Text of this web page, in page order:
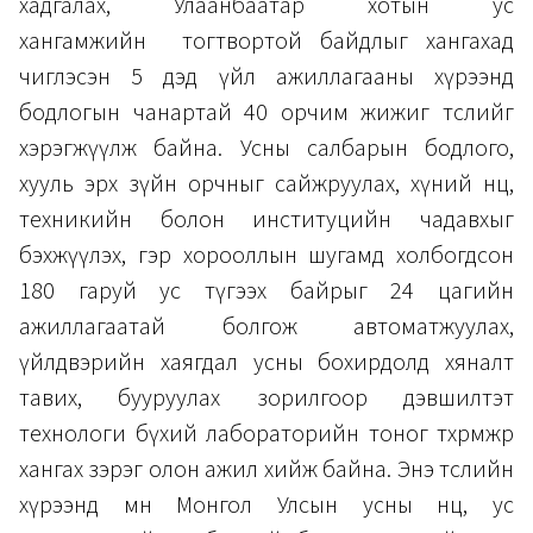
хангамжийн тогтвортой байдлыг хангахад
чиглэсэн 5 дэд үйл ажиллагааны хүрээнд
бодлогын чанартай 40 орчим жижиг төслийг
хэрэгжүүлж байна. Усны салбарын бодлого,
хууль эрх зүйн орчныг сайжруулах, хүний нөөц,
техникийн болон институцийн чадавхыг
бэхжүүлэх, гэр хорооллын шугамд холбогдсон
180 гаруй ус түгээх байрыг 24 цагийн
ажиллагаатай болгож автоматжуулах,
үйлдвэрийн хаягдал усны бохирдолд хяналт
тавих, бууруулах зорилгоор дэвшилтэт
технологи бүхий лабораторийн тоног төхөөрөмжөөр
хангах зэрэг олон ажил хийж байна. Энэ төслийн
хүрээнд мөн Монгол Улсын усны нөөц, ус